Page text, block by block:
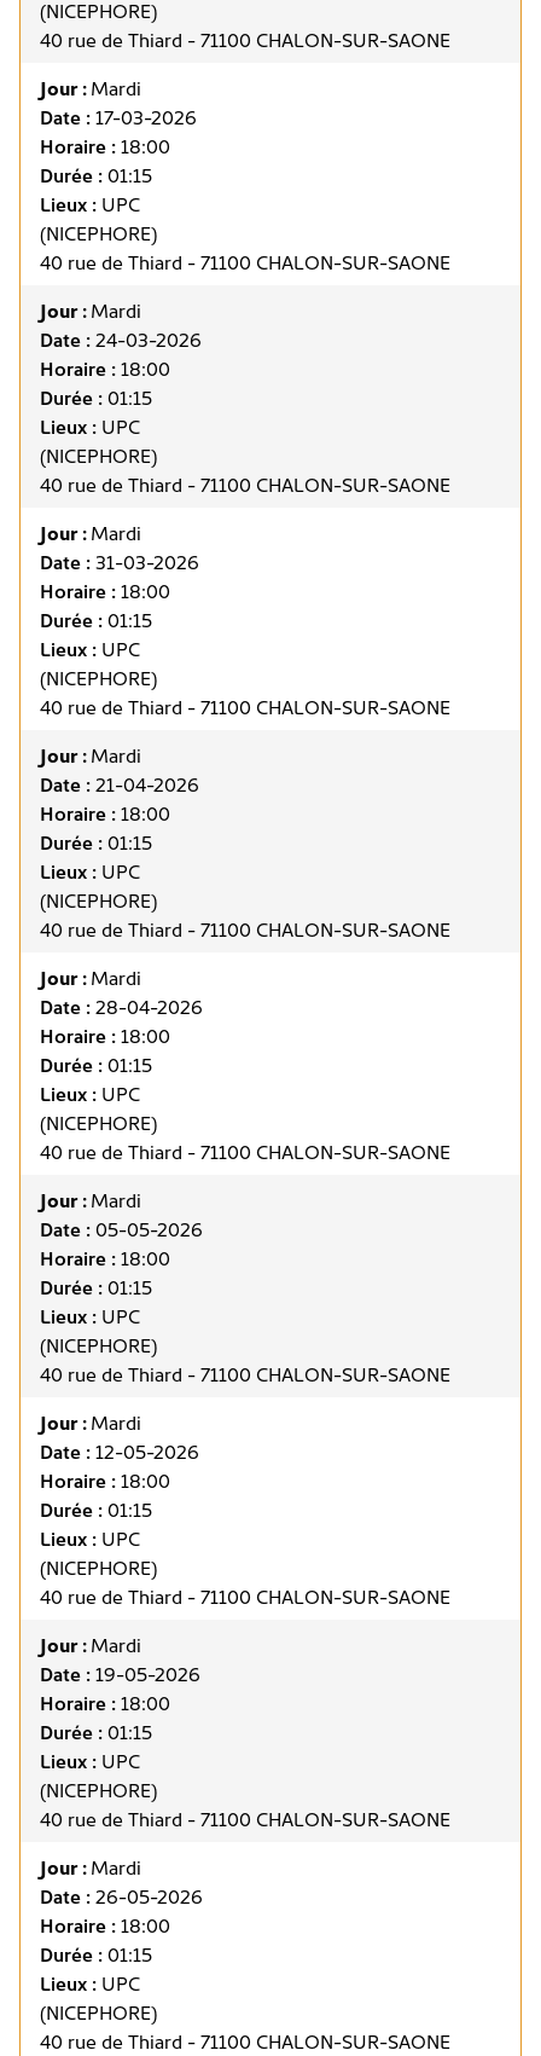
(NICEPHORE)
40 rue de Thiard - 71100 CHALON-SUR-SAONE
Jour :Mardi
Date :17-03-2026
Horaire :18:00
Durée :01:15
Lieux : UPC
(NICEPHORE)
40 rue de Thiard - 71100 CHALON-SUR-SAONE
Jour :Mardi
Date :24-03-2026
Horaire :18:00
Durée :01:15
Lieux : UPC
(NICEPHORE)
40 rue de Thiard - 71100 CHALON-SUR-SAONE
Jour :Mardi
Date :31-03-2026
Horaire :18:00
Durée :01:15
Lieux : UPC
(NICEPHORE)
40 rue de Thiard - 71100 CHALON-SUR-SAONE
Jour :Mardi
Date :21-04-2026
Horaire :18:00
Durée :01:15
Lieux : UPC
(NICEPHORE)
40 rue de Thiard - 71100 CHALON-SUR-SAONE
Jour :Mardi
Date :28-04-2026
Horaire :18:00
Durée :01:15
Lieux : UPC
(NICEPHORE)
40 rue de Thiard - 71100 CHALON-SUR-SAONE
Jour :Mardi
Date :05-05-2026
Horaire :18:00
Durée :01:15
Lieux : UPC
(NICEPHORE)
40 rue de Thiard - 71100 CHALON-SUR-SAONE
Jour :Mardi
Date :12-05-2026
Horaire :18:00
Durée :01:15
Lieux : UPC
(NICEPHORE)
40 rue de Thiard - 71100 CHALON-SUR-SAONE
Jour :Mardi
Date :19-05-2026
Horaire :18:00
Durée :01:15
Lieux : UPC
(NICEPHORE)
40 rue de Thiard - 71100 CHALON-SUR-SAONE
Jour :Mardi
Date :26-05-2026
Horaire :18:00
Durée :01:15
Lieux : UPC
(NICEPHORE)
40 rue de Thiard - 71100 CHALON-SUR-SAONE